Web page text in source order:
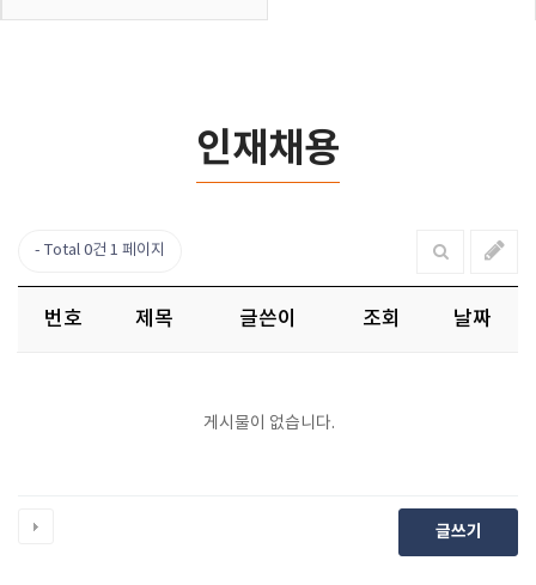
인재채용
Total 0건 1 페이지
번호 제목 글쓴이 조회 날짜
게시물이 없습니다.
글쓰기